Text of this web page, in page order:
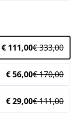
€ 111,00€ 333,00
€ 56,00€ 170,00
€ 29,00€ 111,00